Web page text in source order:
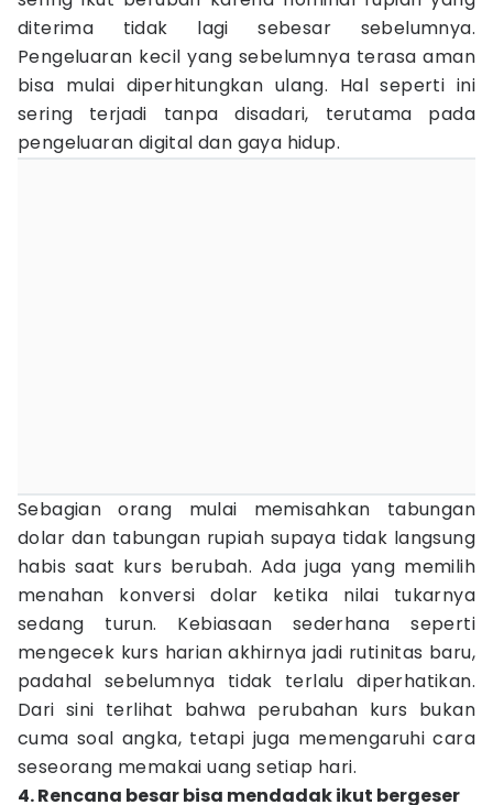
diterima tidak lagi sebesar sebelumnya.
Pengeluaran kecil yang sebelumnya terasa aman
bisa mulai diperhitungkan ulang. Hal seperti ini
sering terjadi tanpa disadari, terutama pada
pengeluaran digital dan gaya hidup.
Sebagian orang mulai memisahkan tabungan
dolar dan tabungan rupiah supaya tidak langsung
habis saat kurs berubah. Ada juga yang memilih
menahan konversi dolar ketika nilai tukarnya
sedang turun. Kebiasaan sederhana seperti
mengecek kurs harian akhirnya jadi rutinitas baru,
padahal sebelumnya tidak terlalu diperhatikan.
Dari sini terlihat bahwa perubahan kurs bukan
cuma soal angka, tetapi juga memengaruhi cara
seseorang memakai uang setiap hari.
4. Rencana besar bisa mendadak ikut bergeser